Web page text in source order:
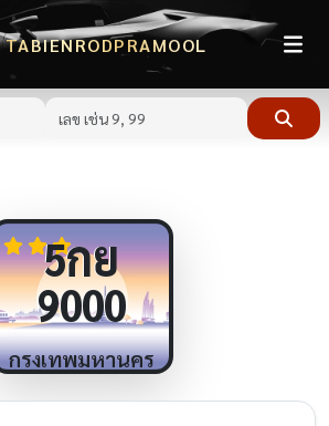
TABIENRODPRAMOOL
5กย
9000
กรุงเทพมหานคร